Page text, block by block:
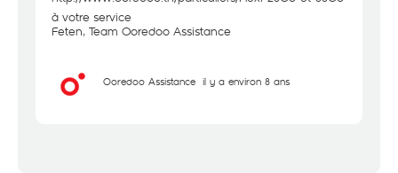
à votre service
Feten, Team Ooredoo Assistance
Ooredoo Assistance il y a environ 8 ans